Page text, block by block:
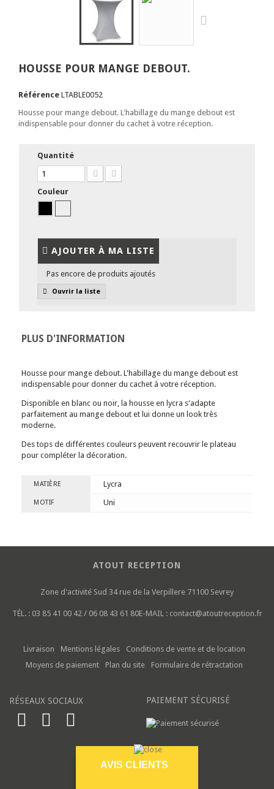
HOUSSE POUR MANGE DEBOUT.
Référence LTABLE0052
Housse pour mange debout. L'habillage du mange debout est
indispensable pour donner du cachet à votre réception.
Quantité
Couleur
AJOUTER À MA LISTE
Pas encore de produits ajoutés
Ouvrir la liste
PLUS D'INFORMATION
Housse pour mange debout. L'habillage du mange debout est
indispensable pour donner du cachet à votre réception.
Disponible en blanc ou noir, la housse en lycra s'adapte
parfaitement au mange debout et lui donne un look très
moderne.
Des tops de différentes couleurs peuvent recouvrir le plateau
pour compléter la décoration.
MATIÈRE Lycra
MOTIF Uni
ATOUT RECEPTION
Zone d'activité Sud 34 rue de la Verpillere 71100 Sevrey
TÉL. : 03 85 41 00 42 / 06 08 43 61 80E-MAIL : contact@atoutreception.fr
Livraison Mentions légales
Conditions de vente et de location
Moyens de paiement
Plan du site Formulaire de rétractation
RÉSEAUX SOCIAUX PAIEMENT SÉCURISÉ
AVIS CLIENTS